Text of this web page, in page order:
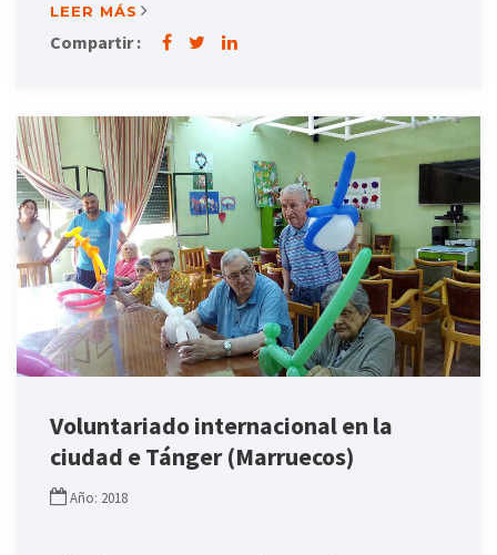
LEER MÁS
Compartir :
Voluntariado internacional en la
ciudad e Tánger (Marruecos)
Año: 2018